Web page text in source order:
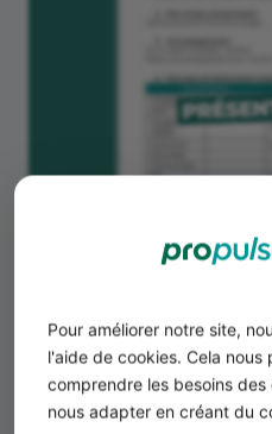
Pour améliorer notre site,
l'aide de cookies. Cela nous
comprendre les besoins
nous adapter en créant du
La présentation de
micro-crèche